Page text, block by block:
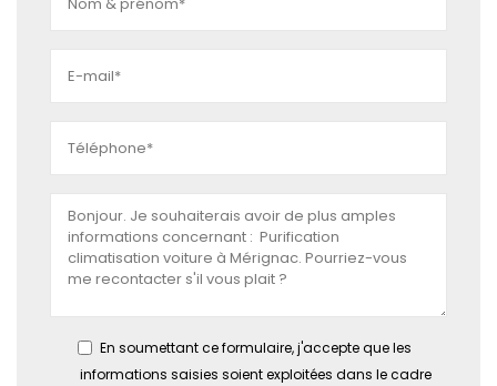
En soumettant ce formulaire, j'accepte que les
informations saisies soient exploitées dans le cadre